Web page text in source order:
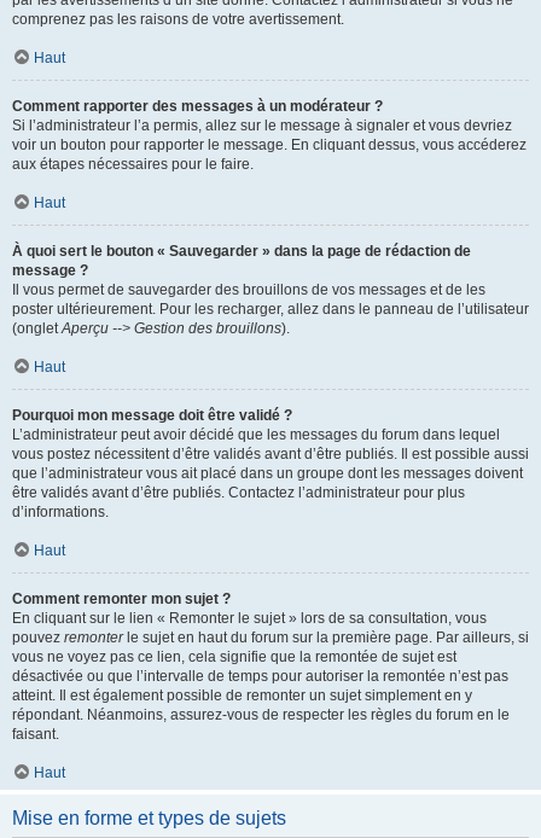
comprenez pas les raisons de votre avertissement.
Haut
Comment rapporter des messages à un modérateur ?
Si l’administrateur l’a permis, allez sur le message à signaler et vous devriez
voir un bouton pour rapporter le message. En cliquant dessus, vous accéderez
aux étapes nécessaires pour le faire.
Haut
À quoi sert le bouton « Sauvegarder » dans la page de rédaction de
message ?
Il vous permet de sauvegarder des brouillons de vos messages et de les
poster ultérieurement. Pour les recharger, allez dans le panneau de l’utilisateur
(ongletAperçu --> Gestion des brouillons).
Haut
Pourquoi mon message doit être validé ?
L’administrateur peut avoir décidé que les messages du forum dans lequel
vous postez nécessitent d’être validés avant d’être publiés. Il est possible aussi
que l’administrateur vous ait placé dans un groupe dont les messages doivent
être validés avant d’être publiés. Contactez l’administrateur pour plus
d’informations.
Haut
Comment remonter mon sujet ?
En cliquant sur le lien « Remonter le sujet » lors de sa consultation, vous
pouvez remonterle sujet en haut du forum sur la première page. Par ailleurs, si
vous ne voyez pas ce lien, cela signifie que la remontée de sujet est
désactivée ou que l’intervalle de temps pour autoriser la remontée n’est pas
atteint. Il est également possible de remonter un sujet simplement en y
répondant. Néanmoins, assurez-vous de respecter les règles du forum en le
faisant.
Haut
Mise en forme et types de sujets